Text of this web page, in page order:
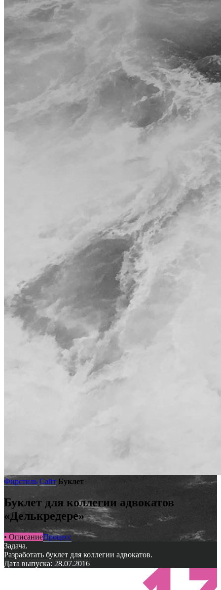
Фирстиль Сайт Буклет
Буклет для коллегии адвокатов
«Делькредере»
• ОписаниеПроцесс
Задача.
Разработать буклет для коллегии адвокатов.
Дата выпуска: 28.07.2016